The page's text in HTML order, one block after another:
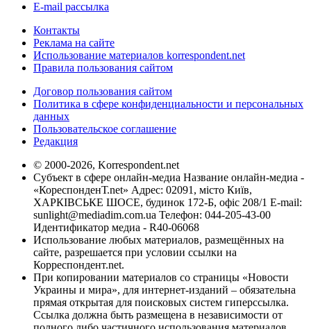
E-mail рассылка
Контакты
Реклама на сайте
Использование материалов korrespondent.net
Правила пользования сайтом
Договор пользования сайтом
Политика в сфере конфиденциальности и персональных
данных
Пользовательское соглашение
Редакция
© 2000-2026, Korrespondent.net
Субъект в сфере онлайн-медиа Название онлайн-медиа -
«КореспонденТ.net» Адрес: 02091, місто Київ,
ХАРКІВСЬКЕ ШОСЕ, будинок 172-Б, офіс 208/1 E-mail:
sunlight@mediadim.com.ua Телефон: 044-205-43-00
Идентификатор медиа - R40-06068
Использование любых материалов, размещённых на
сайте, разрешается при условии ссылки на
Корреспондент.net.
При копировании материалов со страницы «Новости
Украины и мира», для интернет-изданий – обязательна
прямая открытая для поисковых систем гиперссылка.
Ссылка должна быть размещена в независимости от